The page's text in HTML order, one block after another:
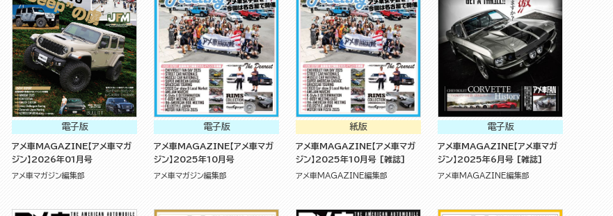
電子版
アメ車MAGAZINE【アメ車マガ
ジン】2026年01月号
アメ車マガジン編集部
電子版
アメ車MAGAZINE【アメ車マガ
ジン】2025年10月号
アメ車マガジン編集部
紙版
アメ車MAGAZINE【アメ車マガ
ジン】2025年10月号 [雑誌]
アメ車MAGAZINE編集部
電子版
アメ車MAGAZINE【アメ車マガ
ジン】2025年6月号 [雑誌]
アメ車MAGAZINE編集部